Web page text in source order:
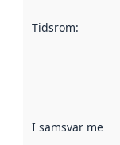
Tidsrom:
I samsvar med